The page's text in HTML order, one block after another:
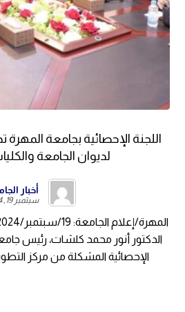
اللجنة الإحصائية بجامعة المهرة
لديوان الجامعة
أخبار
سبتمبر 19, 2024
الدكتور أنور محمد كلشات، رئيس
الإحصائية المشكلة من مركز